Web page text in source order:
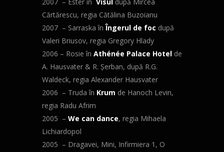
Cărtărescu, regia Cătălina Buzoianu
2007 – Sarraska înÎngerul de foc după
Valeri Briusov, regia Gregory Hlady
2006 – Rosie în Athénée Palace Hotel de
A. Hausvater & R. Şerban, după R.G.
Waldeck, regia Alexander Hausvater
2006 – Truda în Krum de Hanoch Levin,
regia Radu Afrim
2005 – We can dance, regia Mihaela
Lichiardopol
2005 – Dragavei, Mini, Infirmiera 1, O